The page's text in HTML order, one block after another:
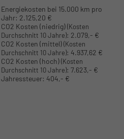
Energiekosten bei 15.000 km pro
Jahr: 2.125,20 €
CO2 Kosten (niedrig)(Kosten
Durchschnitt 10 Jahre): 2.079,- €
CO2 Kosten (mittel)(Kosten
Durchschnitt 10 Jahre): 4.937,62 €
CO2 Kosten (hoch)(Kosten
Durchschnitt 10 Jahre): 7.623,- €
Jahressteuer: 404,- €